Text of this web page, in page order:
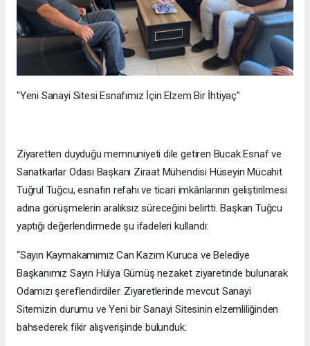
"Yeni Sanayi Sitesi Esnafımız İçin Elzem Bir İhtiyaç"
Ziyaretten duyduğu memnuniyeti dile getiren Bucak Esnaf ve
Sanatkarlar Odası Başkanı Ziraat Mühendisi Hüseyin Mücahit
Tuğrul Tuğcu, esnafın refahı ve ticari imkânlarının geliştirilmesi
adına görüşmelerin aralıksız süreceğini belirtti. Başkan Tuğcu
yaptığı değerlendirmede şu ifadeleri kullandı:
“Sayın Kaymakamımız Can Kazım Kuruca ve Belediye
Başkanımız Sayın Hülya Gümüş nezaket ziyaretinde bulunarak
Odamızı şereflendirdiler. Ziyaretlerinde mevcut Sanayi
Sitemizin durumu ve Yeni bir Sanayi Sitesinin elzemliliğinden
bahsederek fikir alışverişinde bulunduk.